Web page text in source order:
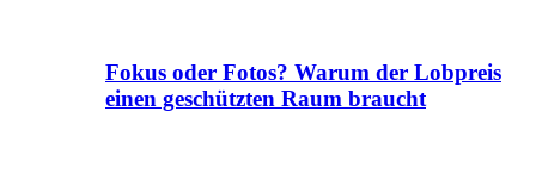
Fokus oder Fotos? Warum der Lobpreis
einen geschützten Raum braucht